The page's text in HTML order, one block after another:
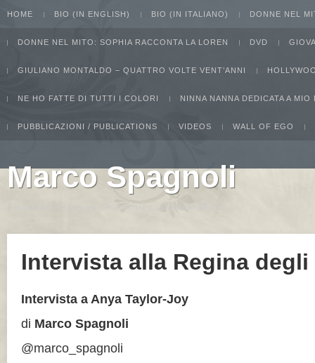
HOME BIO (IN ENGLISH) BIO (IN ITALIANO) DONNE NEL
DONNE NEL MITO: SOPHIA RACCONTA LA LOREN DVD
GIULIANO MONTALDO – QUATTRO VOLTE VENT’ANNI
NE HO FATTE DI TUTTI I COLORI NINNA NANNA DEDICATA A MIO
PUBBLICAZIONI / PUBLICATIONS VIDEOS WALL OF EGO
Marco Spagnoli
Intervista alla Regina
Intervista a Anya Taylor-Joy
di Marco Spagnoli
@marco_spagnoli